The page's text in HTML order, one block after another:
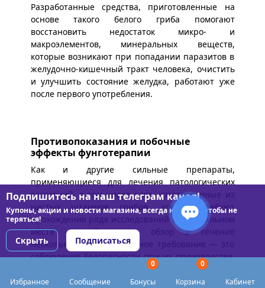
Избранное Сообщение
0
Бонусы
0
Корзина
Кабинет
Разработанные средства, приготовленные на
основе такого белого гриба помогают
восстановить недостаток микро- и
макроэлементов, минеральных веществ,
которые возникают при попадании паразитов в
желудочно-кишечный тракт человека, очистить
и улучшить состояние желудка, работают уже
после первого употребления.
Противопоказания и побочные
эффекты фунготерапии
Как и другие сильные препараты,
применяющиеся для лечения патологических
состояний, в том числе рака, изготовленные из
чистых штаммов грибов, агенты требуют
прохождения ряда исследований в специальном
месте — лаборатории, обзор в течение
нескольких месяцев. Главное требование — это
соблюдение безопасности при их производстве.
Перед выходом на российский богатый
фармацевтический рынок все медикаменты
Подпишитесь на наш телеграм канал!
Купоны, акции и новости магазина, всегда на связи чтобы не
теряться!
Скрыть Подписаться